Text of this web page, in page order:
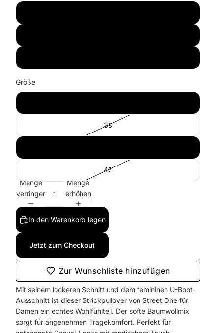
Größe
38
42
Menge
verringern
Menge
erhöhen
In den Warenkorb legen
Jetzt zum Checkout
Zur Wunschliste hinzufügen
Mit seinem lockeren Schnitt und dem femininen U-Boot-
Ausschnitt ist dieser Strickpullover von Street One für
Damen ein echtes Wohlfühlteil. Der softe Baumwollmix
sorgt für angenehmen Tragekomfort. Perfekt für